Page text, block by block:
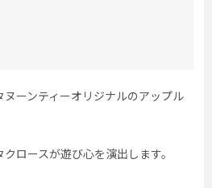
ーンティーオリジナルのアップル
ロースが遊び心を演出します。